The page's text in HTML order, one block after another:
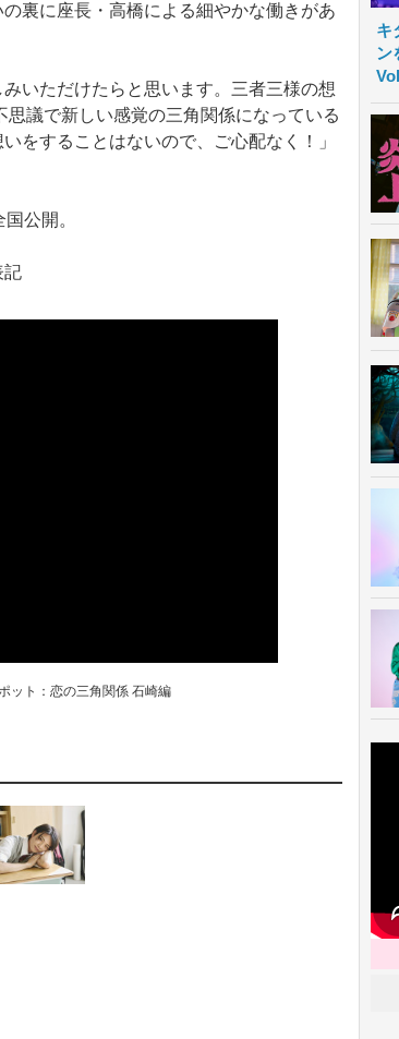
裏に座長・高橋による細やかな働きがあ
いただけたらと思います。三者三様の想
思議で新しい感覚の三角関係になっている
をすることはないので、ご心配なく！」
公開。
記
ット：恋の三角関係 石崎編
キ
ン